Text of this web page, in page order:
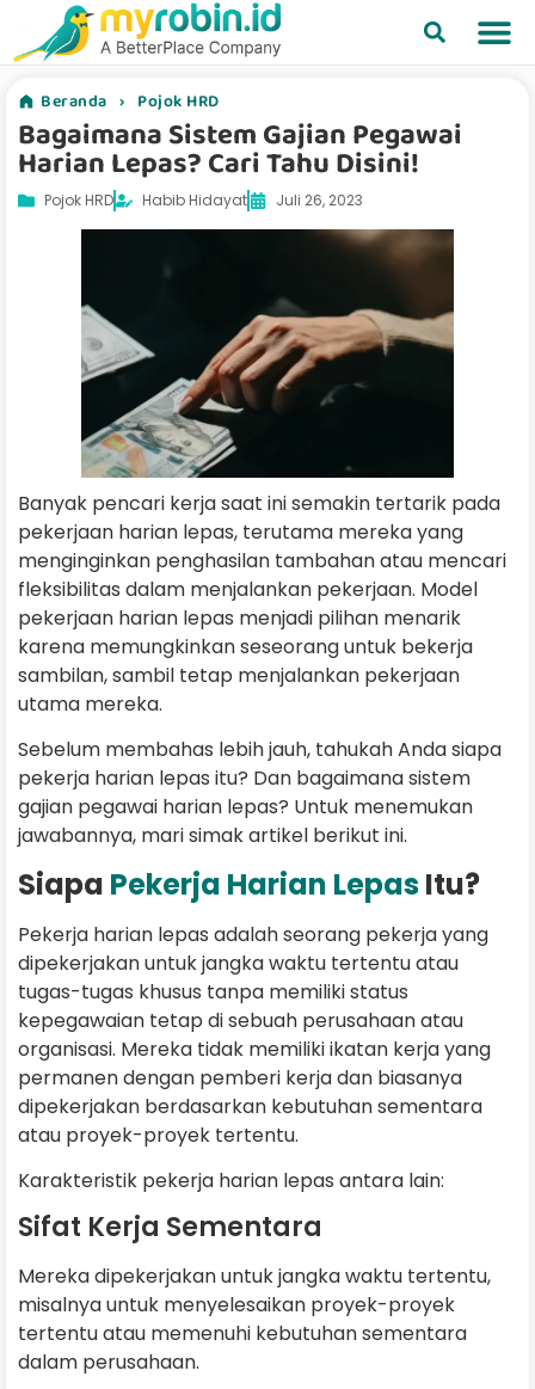
Beranda › Pojok HRD
Bagaimana Sistem Gajian Pegawai
Harian Lepas? Cari Tahu Disini!
Pojok HRD Habib Hidayat Juli 26, 2023
Banyak pencari kerja saat ini semakin tertarik pada
pekerjaan harian lepas, terutama mereka yang
menginginkan penghasilan tambahan atau mencari
fleksibilitas dalam menjalankan pekerjaan. Model
pekerjaan harian lepas menjadi pilihan menarik
karena memungkinkan seseorang untuk bekerja
sambilan, sambil tetap menjalankan pekerjaan
utama mereka.
Sebelum membahas lebih jauh, tahukah Anda siapa
pekerja harian lepas itu? Dan bagaimana sistem
gajian pegawai harian lepas? Untuk menemukan
jawabannya, mari simak artikel berikut ini.
Siapa Pekerja Harian LepasItu?
Pekerja harian lepas adalah seorang pekerja yang
dipekerjakan untuk jangka waktu tertentu atau
tugas-tugas khusus tanpa memiliki status
kepegawaian tetap di sebuah perusahaan atau
organisasi. Mereka tidak memiliki ikatan kerja yang
permanen dengan pemberi kerja dan biasanya
dipekerjakan berdasarkan kebutuhan sementara
atau proyek-proyek tertentu.
Karakteristik pekerja harian lepas antara lain:
Sifat Kerja Sementara
Mereka dipekerjakan untuk jangka waktu tertentu,
misalnya untuk menyelesaikan proyek-proyek
tertentu atau memenuhi kebutuhan sementara
dalam perusahaan.